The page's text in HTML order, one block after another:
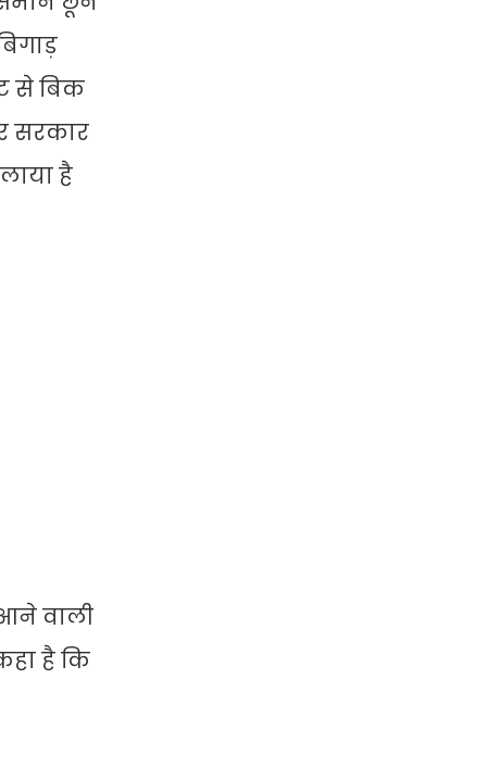
से बिक
सरकार
है
वाली
है कि